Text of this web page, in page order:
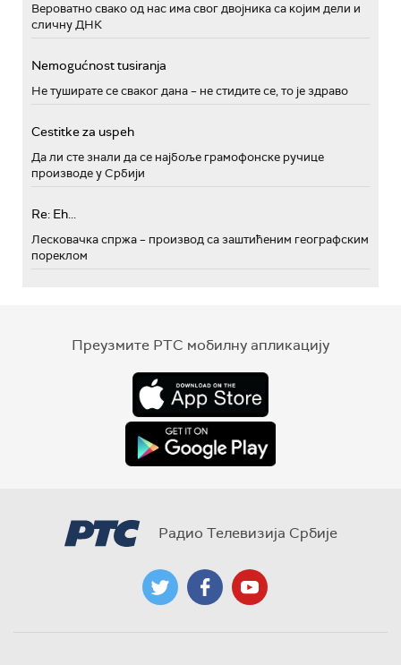
Вероватно свако од нас има свог двојника са којим дели и
сличну ДНК
Nemogućnost tusiranja
Не туширате се сваког дана – не стидите се, то је здраво
Cestitke za uspeh
Да ли сте знали да се најбоље грамофонске ручице
производе у Србији
Re: Eh...
Лесковачка спржа – производ са заштићеним географским
пореклом
Преузмите РТС мобилну апликацију
Радио Телевизија Србије